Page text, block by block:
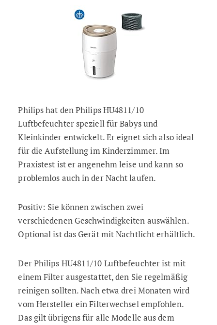
Philips hat den Philips HU4811/10
Luftbefeuchter speziell für Babys und
Kleinkinder entwickelt. Er eignet sich also ideal
für die Aufstellung im Kinderzimmer. Im
Praxistest ist er angenehm leise und kann so
problemlos auch in der Nacht laufen.
Positiv: Sie können zwischen zwei
verschiedenen Geschwindigkeiten auswählen.
Optional ist das Gerät mit Nachtlicht erhältlich.
Der Philips HU4811/10 Luftbefeuchter ist mit
einem Filter ausgestattet, den Sie regelmäßig
reinigen sollten. Nach etwa drei Monaten wird
vom Hersteller ein Filterwechsel empfohlen.
Das gilt übrigens für alle Modelle aus dem